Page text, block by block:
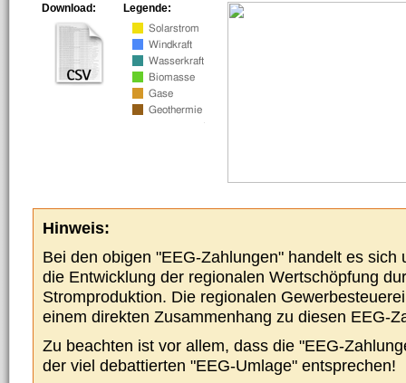
Legende:
Download:
Hinweis:
Bei den obigen "EEG-Zahlungen" handelt es sich
die Entwicklung der regionalen Wertschöpfung
Stromproduktion. Die regionalen
einem direkten Zusammenhang zu diesen EEG-
Zu beachten ist vor allem, dass die "EEG-
der viel debattierten "EEG-Umlage" entsprechen!